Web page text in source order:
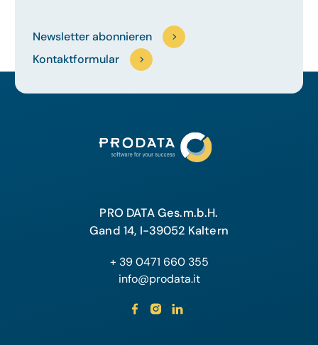
Newsletter abonnieren
Kontaktformular
PRO DATA Ges.m.b.H.
Gand 14, I-39052 Kaltern
+ 39 0471 660 355
info@prodata.it